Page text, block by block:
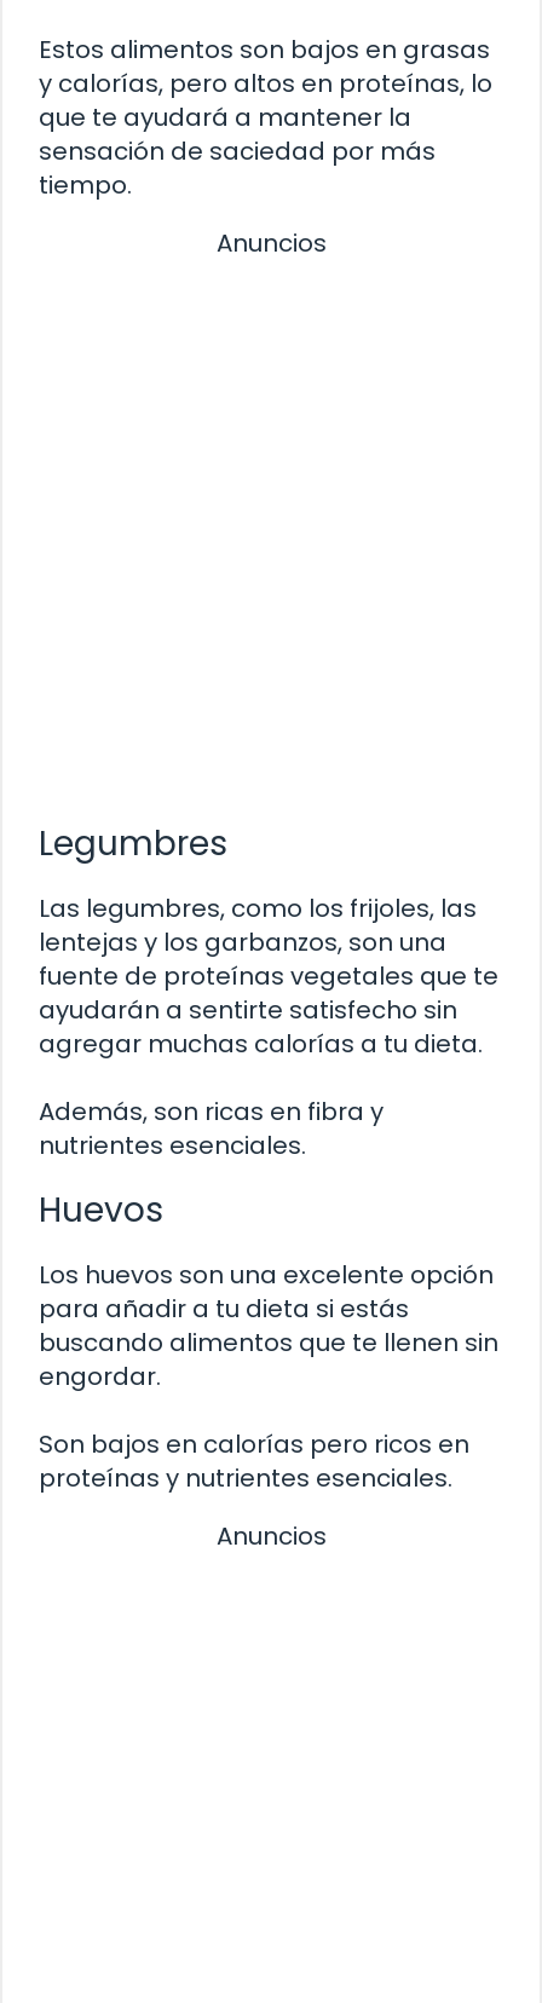
Estos alimentos son bajos en grasas
y calorías, pero altos en proteínas, lo
que te ayudará a mantener la
sensación de saciedad por más
tiempo.
Anuncios
Legumbres
Las legumbres, como los frijoles, las
lentejas y los garbanzos, son una
fuente de proteínas vegetales que te
ayudarán a sentirte satisfecho sin
agregar muchas calorías a tu dieta.
Además, son ricas en fibra y
nutrientes esenciales.
Huevos
Los huevos son una excelente opción
para añadir a tu dieta si estás
buscando alimentos que te llenen sin
engordar.
Son bajos en calorías pero ricos en
proteínas y nutrientes esenciales.
Anuncios